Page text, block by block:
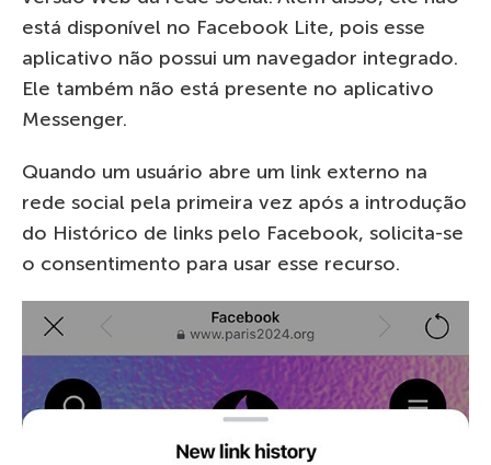
está disponível no Facebook Lite, pois esse
aplicativo não possui um navegador integrado.
Ele também não está presente no aplicativo
Messenger.
Quando um usuário abre um link externo na
rede social pela primeira vez após a introdução
do Histórico de links pelo Facebook, solicita-se
o consentimento para usar esse recurso.